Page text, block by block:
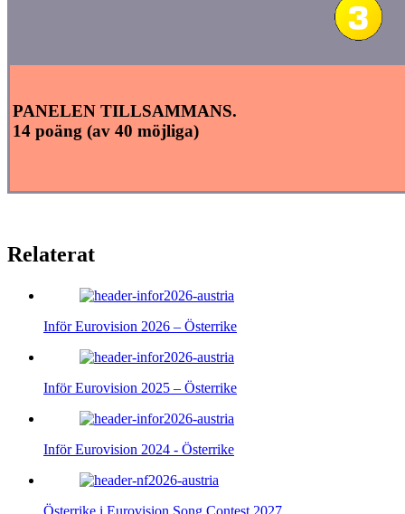
PANELEN TILLSAMMANS.
14 poäng (av 40 möjliga)
Relaterat
Inför Eurovision 2026 – Österrike
Inför Eurovision 2025 – Österrike
Inför Eurovision 2024 - Österrike
Österrike i Eurovision Song Contest 2027